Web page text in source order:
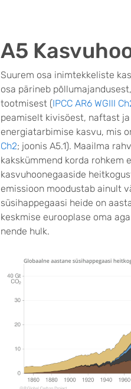
A5
Suurem osa inimtekkeliste
osa pärineb
tootmisest (IPCC AR6 WGIII
peamiselt kivisöest, naftast
energiatarbimise kasvu, mis
Ch2; joonis A5.1). Maailma
kakskümmend korda rohkem
kasvuhoonegaaside
emissioon moodustab ainult
süsihappegaasi heide on
keskmise eurooplase oma
nende hulk.